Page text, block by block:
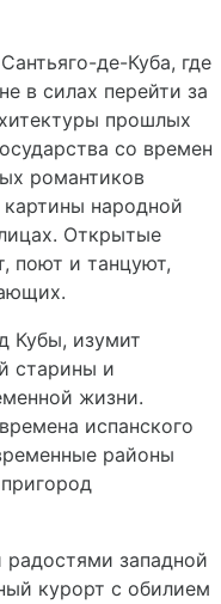
де-Куба, где
в силах перейти за
прошлых
со времен
романтиков
народной
Открытые
поют и танцуют,
Кубы, изумит
старины и
жизни.
испанского
районы
радостями западной
курорт с обилием